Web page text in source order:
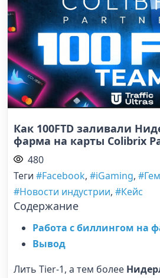
Как 100FTD заливали
фарма на карты Colibrix
480
Теги #Facebook, #iGaming,
#Новости индустрии, #Кейс
Содержание
Работа с биллингом на
Вывод
Лить Tier-1, а тем более